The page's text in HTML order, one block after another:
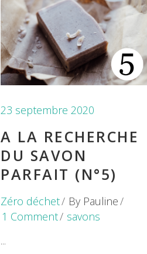
23 septembre 2020
A LA RECHERCHE
DU SAVON
PARFAIT (N°5)
Zéro déchet By Pauline
1 Comment
savons